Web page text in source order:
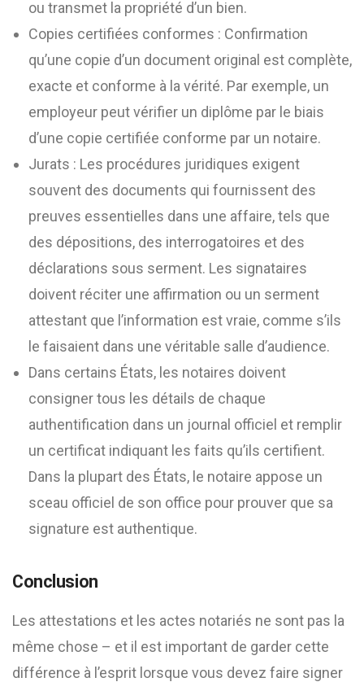
ou transmet la propriété d’un bien.
Copies certifiées conformes : Confirmation
qu’une copie d’un document original est complète,
exacte et conforme à la vérité. Par exemple, un
employeur peut vérifier un diplôme par le biais
d’une copie certifiée conforme par un notaire.
Jurats : Les procédures juridiques exigent
souvent des documents qui fournissent des
preuves essentielles dans une affaire, tels que
des dépositions, des interrogatoires et des
déclarations sous serment. Les signataires
doivent réciter une affirmation ou un serment
attestant que l’information est vraie, comme s’ils
le faisaient dans une véritable salle d’audience.
Dans certains États, les notaires doivent
consigner tous les détails de chaque
authentification dans un journal officiel et remplir
un certificat indiquant les faits qu’ils certifient.
Dans la plupart des États, le notaire appose un
sceau officiel de son office pour prouver que sa
signature est authentique.
Conclusion
Les attestations et les actes notariés ne sont pas la
même chose – et il est important de garder cette
différence à l’esprit lorsque vous devez faire signer